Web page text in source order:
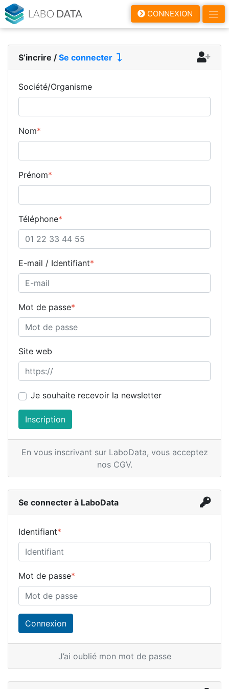
CONNEXION
S’incrire / Se connecter
Société/Organisme
Nom*
Prénom*
Téléphone*
E-mail / Identifiant*
Mot de passe*
Site web
Je souhaite recevoir la newsletter
Inscription
En vous inscrivant sur LaboData, vous acceptez
nos CGV.
Se connecter à LaboData
Identifiant*
Mot de passe*
J’ai oublié mon mot de passe